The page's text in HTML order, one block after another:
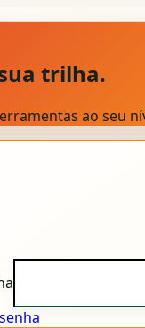
trilha.
ao seu